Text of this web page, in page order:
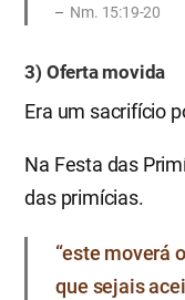
Nm. 15:19-20
3) Oferta movida
Era um sacrifício
Na Festa das
das primícias.
“este moverá
que sejais